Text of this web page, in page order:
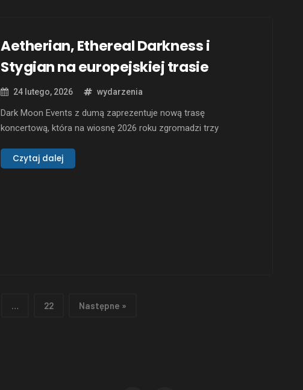
Aetherian, Ethereal Darkness i
Stygian na europejskiej trasie
24 lutego, 2026 wydarzenia
Dark Moon Events z dumą zaprezentuje nową trasę
koncertową, która na wiosnę 2026 roku zgromadzi trzy
Darkness i Stygian. Aetherian, pochodzący z Aten, jest aktywny
Czytaj dalej
… 22 Następne »